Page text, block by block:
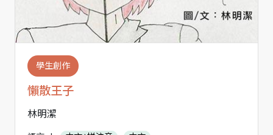
學生創作
懶散王子
林明潔